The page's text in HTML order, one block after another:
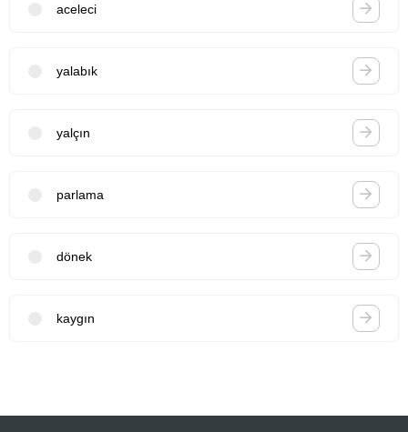
aceleci
yalabık
yalçın
parlama
dönek
kaygın